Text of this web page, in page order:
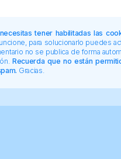
tener habilitadas las
para solucionarlo puedes
no se publica de forma
Recuerda que no están
Gracias.